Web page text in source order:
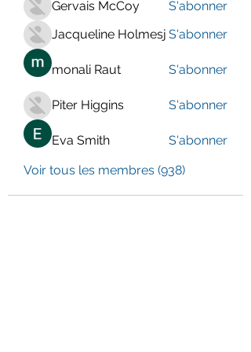
Gervais McCoy
S'abonner
Jacqueline Holmesj S'abonner
monali Raut S'abonner
Piter Higgins S'abonner
Eva Smith
S'abonner
Voir tous les membres (938)